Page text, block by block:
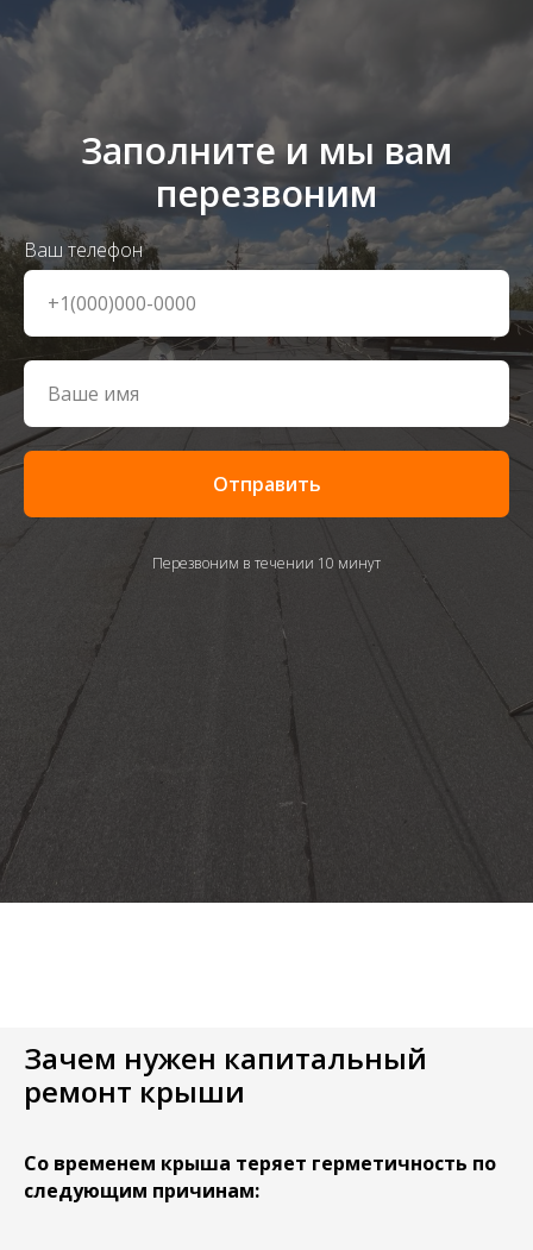
Заполните и мы вам
перезвоним
Ваш телефон
Отправить
Перезвоним в течении 10 минут
Зачем нужен капитальный
ремонт крыши
Со временем крыша теряет герметичность по
следующим причинам: